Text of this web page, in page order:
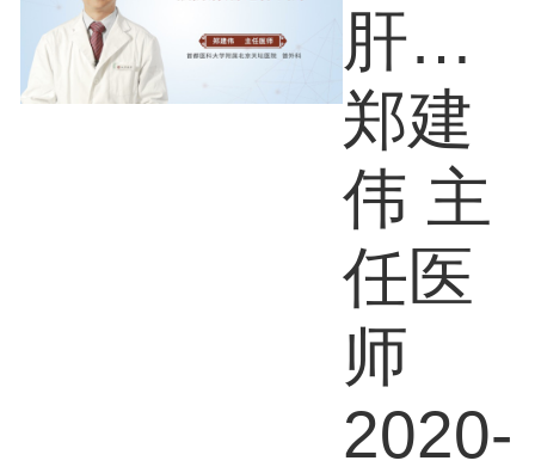
肝癌
吃什
么好
郑建
伟 主
任医
师
2020-